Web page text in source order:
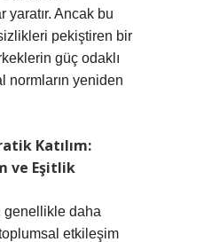
Ancak bu
pekiştiren bir
güç odaklı
normların yeniden
Katılım:
ve Eşitlik
genellikle daha
etkileşim